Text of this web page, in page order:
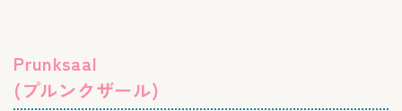
Prunksaal
(プルンクザール)